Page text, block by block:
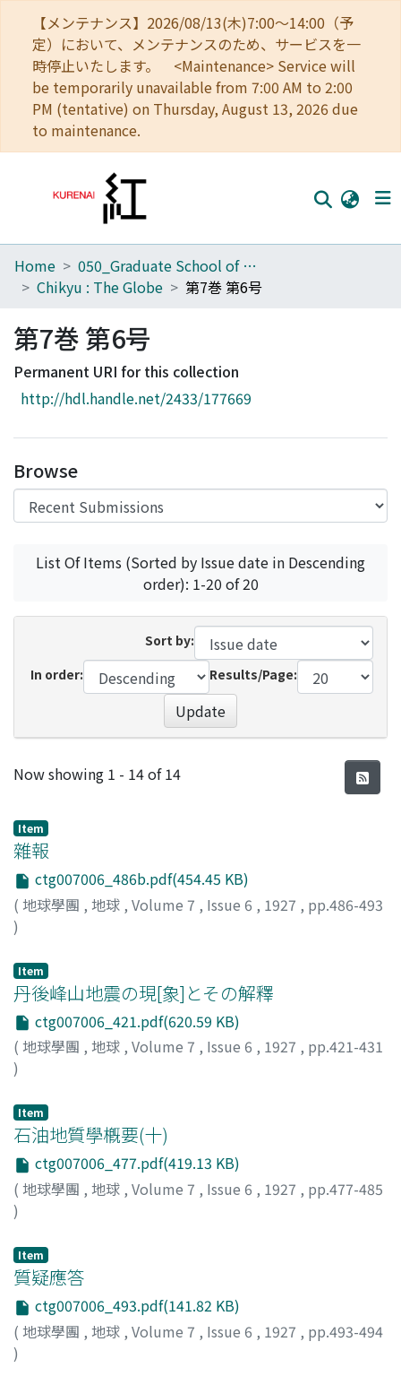
【メンテナンス】2026/08/13(木)7:00～14:00（予
定）において、メンテナンスのため、サービスを一
時停止いたします。 <Maintenance> Service will
be temporarily unavailable from 7:00 AM to 2:00
PM (tentative) on Thursday, August 13, 2026 due
to maintenance.
Home
Browse
Download Ranking
Access Statistics
Home
050_Graduate School of Science
Chikyu : The Globe
第7巻 第6号
第7巻 第6号
Permanent URI for this collection
http://hdl.handle.net/2433/177669
Browse
List Of Items (Sorted by Issue date in Descending
order): 1-20 of 20
Sort by:
In order:
Results/Page:
Update
Recent Submissions
Now showing 1 - 14 of 14
Item
雜報
ctg007006_486b.pdf(454.45 KB)
( 地球學團 , 地球 , Volume 7 , Issue 6 , 1927 , pp.486-493
)
Item
丹後峰山地震の現[象]とその解釋
ctg007006_421.pdf(620.59 KB)
( 地球學團 , 地球 , Volume 7 , Issue 6 , 1927 , pp.421-431
)
Item
石油地質學槪要(十)
ctg007006_477.pdf(419.13 KB)
( 地球學團 , 地球 , Volume 7 , Issue 6 , 1927 , pp.477-485
)
Item
質疑應答
ctg007006_493.pdf(141.82 KB)
( 地球學團 , 地球 , Volume 7 , Issue 6 , 1927 , pp.493-494
)